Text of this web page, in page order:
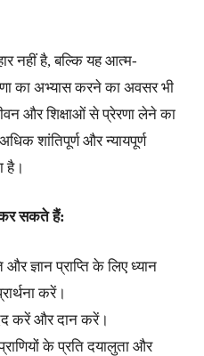
नहीं है, बल्कि यह आत्म-
का अभ्यास करने का अवसर भी
और शिक्षाओं से प्रेरणा लेने का
शांतिपूर्ण और न्यायपूर्ण
है।
कर सकते हैं:
और ज्ञान प्राप्ति के लिए ध्यान
करें।
करें और दान करें।
के प्रति दयालुता और